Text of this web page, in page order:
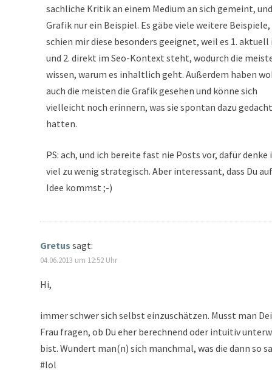
sachliche Kritik an einem Medium an sich gemeint,
Grafik nur ein Beispiel. Es gäbe viele weitere
schien mir diese besonders geeignet, weil es 1. aktuell
und 2. direkt im Seo-Kontext steht, wodurch die
wissen, warum es inhaltlich geht. Außerdem haben
auch die meisten die Grafik gesehen und könne sich
vielleicht noch erinnern, was sie spontan dazu gedacht
hatten.
PS: ach, und ich bereite fast nie Posts vor, dafür denke
viel zu wenig strategisch. Aber interessant, dass Du
Idee kommst ;-)
Gretus sagt:
04.06.2013 um 12:52 Uhr
Hi,
immer schwer sich selbst einzuschätzen. Musst man
Frau fragen, ob Du eher berechnend oder intuitiv
bist. Wundert man(n) sich manchmal, was die dann so
#lol